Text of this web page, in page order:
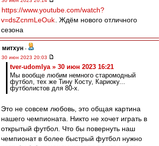
https://www.youtube.com/watch?
v=dsZcnmLeOuk . Ждём нового отличного
сезона
митхун -
30 июн 2023 20:03
tver-udomlya » 30 июн 2023 16:21
Мы вообще любим немного старомодный
футбол, тех же Тину Косту, Кариоку...
футболистов для 80-х.
Это не совсем любовь, это общая картина
нашего чемпионата. Никто не хочет играть в
открытый футбол. Что бы повернуть наш
чемпионат в более быстрый футбол нужно